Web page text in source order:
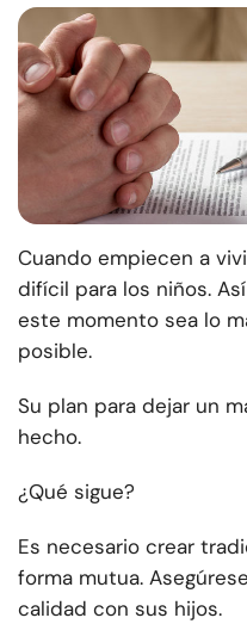
Cuando empiecen a
difícil para los niños.
este momento sea lo
posible.
Su plan para dejar un
hecho.
¿Qué sigue?
Es necesario crear
forma mutua.
calidad con sus hijos.